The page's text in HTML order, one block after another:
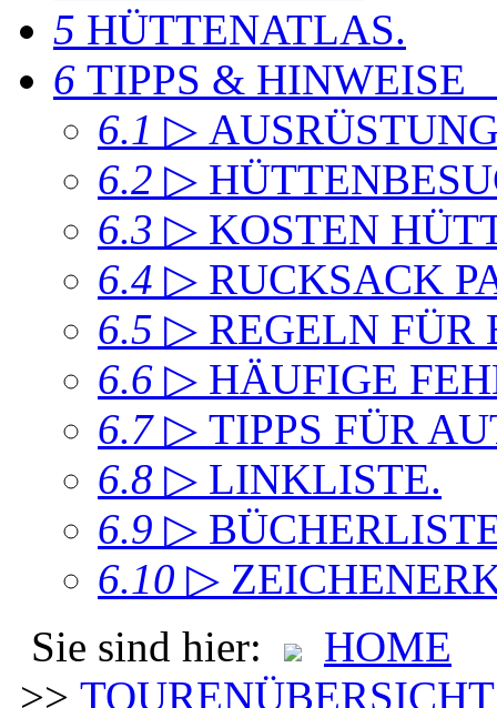
5 HÜTTENATLAS.
6 TIPPS &
6.1 ▷
6.2 ▷
6.3 ▷ KOSTEN
6.4 ▷ RUCKSACK
6.5 ▷ REGELN FÜR
6.6 ▷ HÄUFIGE
6.7 ▷ TIPPS FÜR
6.8 ▷ LINKLISTE.
6.9 ▷
6.10 ▷
Sie sind hier:
HOME
>> TOURENÜBERSICHT